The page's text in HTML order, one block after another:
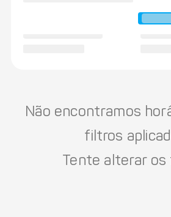
Não encontramos
filtros
Tente alterar os